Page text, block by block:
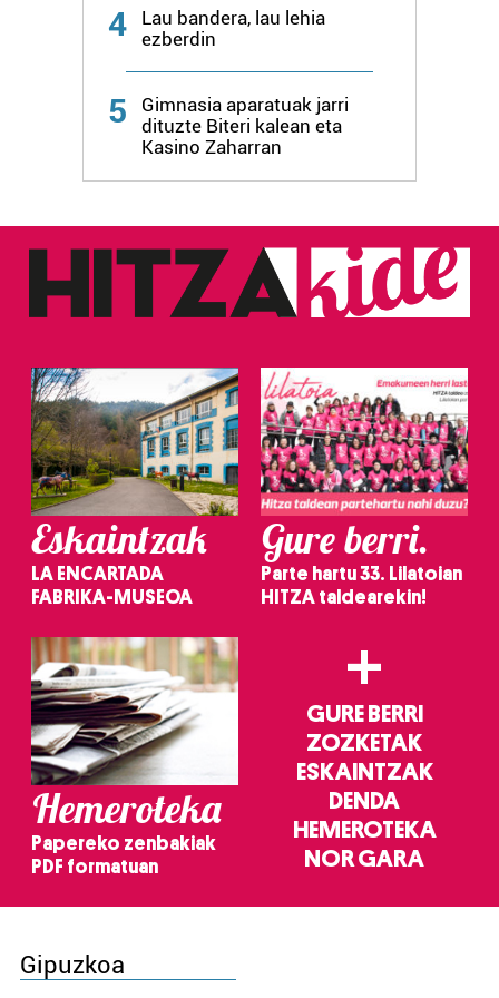
4
Lau bandera, lau lehia
ezberdin
5
Gimnasia aparatuak jarri
dituzte Biteri kalean eta
Kasino Zaharran
Eskaintzak
LA ENCARTADA
FABRIKA-MUSEOA
Gure berri.
Parte hartu 33. Lilatoian
HITZA taldearekin!
Hemeroteka
Papereko zenbakiak
PDF formatuan
+
GURE BERRI
ZOZKETAK
ESKAINTZAK
DENDA
HEMEROTEKA
NOR GARA
Gipuzkoa